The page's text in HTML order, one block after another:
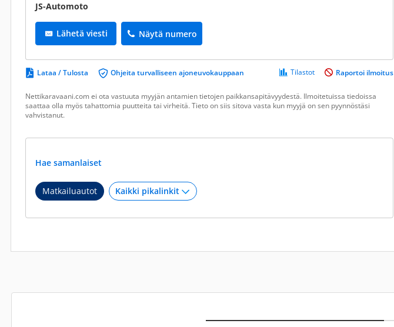
JS-Automoto
Lähetä viesti Näytä numero
Lataa / Tulosta Ohjeita turvalliseen ajoneuvokauppaan Tilastot Raportoi ilmoitus
Nettikaravaani.com ei ota vastuuta myyjän antamien tietojen paikkansapitävyydestä. Ilmoitetuissa tiedoissa
saattaa olla myös tahattomia puutteita tai virheitä. Tieto on siis sitova vasta kun myyjä on sen pyynnöstäsi
vahvistanut.
Hae samanlaiset
Matkailuautot